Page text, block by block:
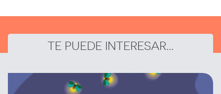
TE PUEDE INTERESAR...